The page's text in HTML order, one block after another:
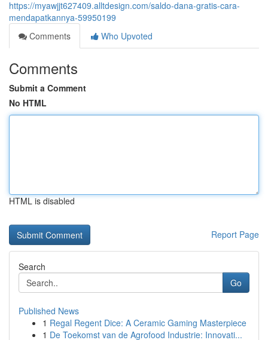
https://myawjjt627409.alltdesign.com/saldo-dana-gratis-cara-
mendapatkannya-59950199
Comments
Who Upvoted
Comments
Submit a Comment
No HTML
HTML is disabled
Report Page
Search
Go
Published News
1 Regal Regent Dice: A Ceramic Gaming Masterpiece
1 De Toekomst van de Agrofood Industrie: Innovati...